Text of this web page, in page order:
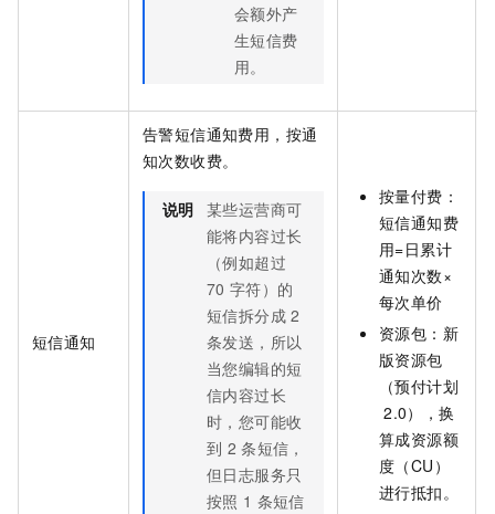
会额外产
生短信费
用。
短信通知
告警短信通知费用，按通
知次数收费。
说明 某些运营商可
能将内容过长
（例如超过
70 字符）的
短信拆分成 2
条发送，所以
当您编辑的短
信内容过长
时，您可能收
到 2 条短信，
但日志服务只
按照 1 条短信
按量付费：
短信通知费
用=日累计
通知次数×
每次单价
资源包： 新
版资源包
（预付计划
2.0）
，换
算成资源额
度（CU）
进行抵扣。